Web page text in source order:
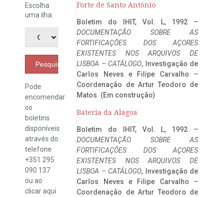
Escolha
uma ilha:
Pesquisar
Pode
encomendar
os
boletins
disponíveis
através do
telefone
+351 295
090 137
ou ao
clicaraqui
Forte de Santo António
Boletim do IHIT, Vol. L, 1992 –
DOCUMENTAÇÃO SOBRE AS
FORTIFICAÇÕES DOS AÇORES
EXISTENTES NOS ARQUIVOS DE
LISBOA – CATÁLOGO, Investigação de
Carlos Neves e Filipe Carvalho –
Coordenação de Artur Teodoro de
Matos. (Em construção)
Bateria da Alagoa
Boletim do IHIT, Vol. L, 1992 –
DOCUMENTAÇÃO SOBRE AS
FORTIFICAÇÕES DOS AÇORES
EXISTENTES NOS ARQUIVOS DE
LISBOA – CATÁLOGO, Investigação de
Carlos Neves e Filipe Carvalho –
Coordenação de Artur Teodoro de